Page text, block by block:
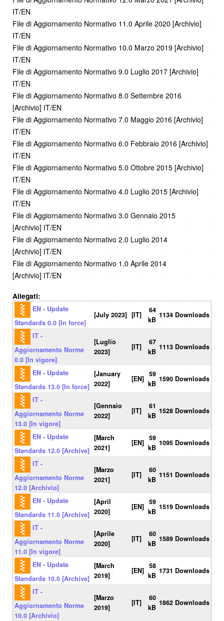
IT/EN
File di Aggiornamento Normativo 11.0 Aprile 2020 [Archivio]
IT/EN
File di Aggiornamento Normativo 10.0 Marzo 2019 [Archivio]
IT/EN
File di Aggiornamento Normativo 9.0 Luglio 2017 [Archivio]
IT/EN
File di Aggiornamento Normativo 8.0 Settembre 2016
[Archivio] IT/EN
File di Aggiornamento Normativo 7.0 Maggio 2016 [Archivio]
IT/EN
File di Aggiornamento Normativo 6.0 Febbraio 2016 [Archivio]
IT/EN
File di Aggiornamento Normativo 5.0 Ottobre 2015 [Archivio]
IT/EN
File di Aggiornamento Normativo 4.0 Luglio 2015 [Archivio]
IT/EN
File di Aggiornamento Normativo 3.0 Gennaio 2015
[Archivio] IT/EN
File di Aggiornamento Normativo 2.0 Luglio 2014
[Archivio] IT/EN
File di Aggiornamento Normativo 1.0 Aprile 2014
[Archivio] IT/EN
Allegati:
EN - Update
Standards 0.0 [In force]
[July 2023] [IT]
64
kB
1134 Downloads
IT -
Aggiornamento Norme
0.0 [In vigore]
[Luglio
2023]
[IT]
67
kB
1113 Downloads
EN - Update
Standards 13.0 [In force]
[January
2022]
[EN]
59
kB
1590 Downloads
IT -
Aggiornamento Norme
13.0 [In vigore]
[Gennaio
2022]
[IT]
61
kB
1528 Downloads
EN - Update
Standards 12.0 [Archive]
[March
2021]
[EN]
59
kB
1095 Downloads
IT -
Aggiornamento Norme
12.0 [Archivio]
[Marzo
2021]
[IT]
60
kB
1151 Downloads
EN - Update
Standards 11.0 [Archive]
[April
2020]
[EN]
59
kB
1519 Downloads
IT -
Aggiornamento Norme
11.0 [In vigore]
[Aprile
2020]
[IT]
60
kB
1589 Downloads
EN - Update
Standards 10.0 [Archive]
[March
2019]
[EN]
58
kB
1731 Downloads
IT -
Aggiornamento Norme
10.0 [Archivio]
[Marzo
2019]
[IT]
60
kB
1862 Downloads